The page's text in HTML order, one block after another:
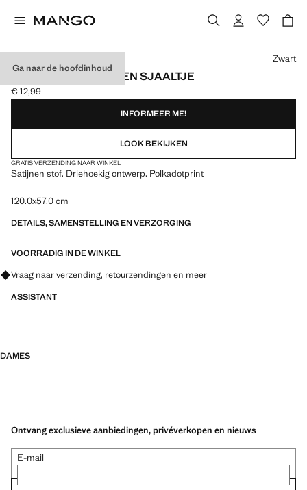
Ga naar de hoofdinhoud
GESTIPPELD SATIJNEN SJAALTJE
Huidige prijs [€ 12,99 ]
€ 12,99
Kies een kleur
Zwart
INFORMEER ME!
LOOK BEKIJKEN
GRATIS VERZENDING NAAR WINKEL
Satijnen stof. Driehoekig ontwerp. Polkadotprint
120.0x57.0 cm
DETAILS, SAMENSTELLING EN VERZORGING
VOORRADIG IN DE WINKEL
Vraag naar verzending, retourzendingen en meer
ASSISTANT
DAMES
Ontvang exclusieve aanbiedingen, privéverkopen en nieuws
E-mail